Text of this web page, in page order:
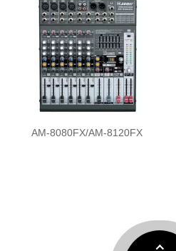
AM-1204FX/AM-2204FX